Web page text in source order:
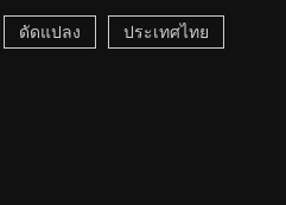
ดัดแปลง ประเทศไทย